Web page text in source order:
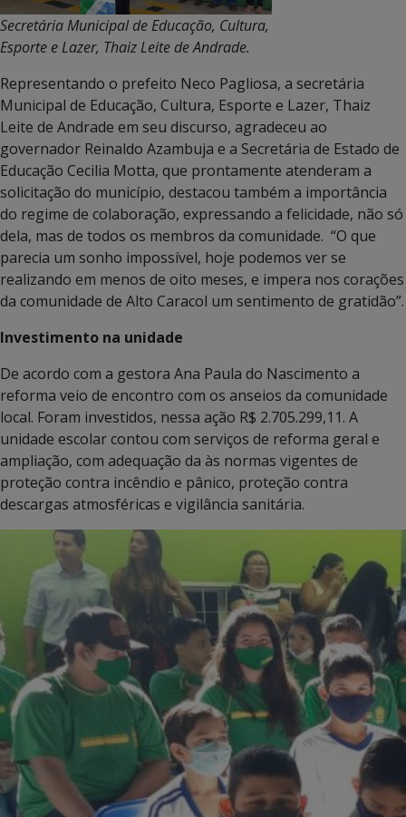
Secretária Municipal de Educação, Cultura,
Esporte e Lazer, Thaiz Leite de Andrade.
Representando o prefeito Neco Pagliosa, a secretária
Municipal de Educação, Cultura, Esporte e Lazer, Thaiz
Leite de Andrade em seu discurso, agradeceu ao
governador Reinaldo Azambuja e a Secretária de Estado de
Educação Cecilia Motta, que prontamente atenderam a
solicitação do município, destacou também a importância
do regime de colaboração, expressando a felicidade, não só
dela, mas de todos os membros da comunidade. “O que
parecia um sonho impossível, hoje podemos ver se
realizando em menos de oito meses, e impera nos corações
da comunidade de Alto Caracol um sentimento de gratidão”.
Investimento na unidade
De acordo com a gestora Ana Paula do Nascimento a
reforma veio de encontro com os anseios da comunidade
local. Foram investidos, nessa ação R$ 2.705.299,11. A
unidade escolar contou com serviços de reforma geral e
ampliação, com adequação da às normas vigentes de
proteção contra incêndio e pânico, proteção contra
descargas atmosféricas e vigilância sanitária.